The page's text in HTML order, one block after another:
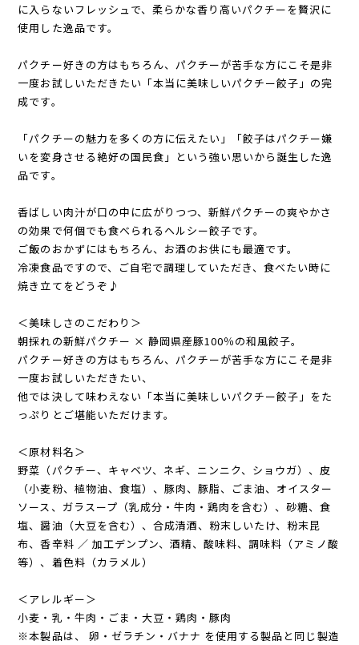
に入らないフレッシュで、柔らかな香り高いパクチーを贅沢に
使用した逸品です。
パクチー好きの方はもちろん、パクチーが苦手な方にこそ是非
一度お試しいただきたい「本当に美味しいパクチー餃子」の完
成です。
「パクチーの魅力を多くの方に伝えたい」「餃子はパクチー嫌
いを変身させる絶好の国民食」という強い思いから誕生した逸
品です。
香ばしい肉汁が口の中に広がりつつ、新鮮パクチーの爽やかさ
の効果で何個でも食べられるヘルシー餃子です。
ご飯のおかずにはもちろん、お酒のお供にも最適です。
冷凍食品ですので、ご自宅で調理していただき、食べたい時に
焼き立てをどうぞ♪
＜美味しさのこだわり＞
朝採れの新鮮パクチー × 静岡県産豚100％の和風餃子。
パクチー好きの方はもちろん、パクチーが苦手な方にこそ是非
一度お試しいただきたい、
他では決して味わえない「本当に美味しいパクチー餃子」をた
っぷりとご堪能いただけます。
＜原材料名＞
野菜（パクチー、キャベツ、ネギ、ニンニク、ショウガ）、皮
（小麦粉、植物油、食塩）、豚肉、豚脂、ごま油、オイスター
ソース、ガラスープ（乳成分・牛肉・鶏肉を含む）、砂糖、食
塩、醤油（大豆を含む）、合成清酒、粉末しいたけ、粉末昆
布、香辛料 ／ 加工デンプン、酒精、酸味料、調味料（アミノ酸
等）、着色料（カラメル）
＜アレルギー＞
小麦・乳・牛肉・ごま・大豆・鶏肉・豚肉
※本製品は、 卵・ゼラチン・バナナ を使用する製品と同じ製造